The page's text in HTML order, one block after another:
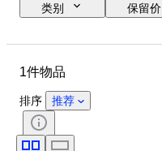
类别
保留价
时期
表带长度
表壳直径
1件物品
排序 推荐